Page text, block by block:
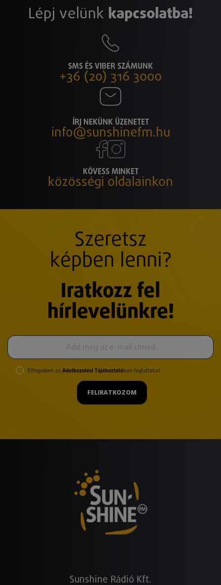
Lépj velünk kapcsolatba!
SMS ÉS VIBER SZÁMUNK
+36 (20) 316 3000
ÍRJ NEKÜNK ÜZENETET
info@sunshinefm.hu
KÖVESS MINKET
közösségi oldalainkon
Szeretsz
képben lenni?
Iratkozz fel
hírlevelünkre!
Elfogadom az Adatkezelési Tájékoztatóban foglaltakat.
FELIRATKOZOM
Sunshine Rádió Kft.